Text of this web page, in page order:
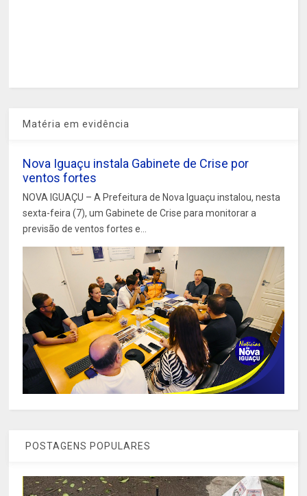
Matéria em evidência
Nova Iguaçu instala Gabinete de Crise por
ventos fortes
NOVA IGUAÇU – A Prefeitura de Nova Iguaçu instalou, nesta
sexta-feira (7), um Gabinete de Crise para monitorar a
previsão de ventos fortes e...
POSTAGENS POPULARES